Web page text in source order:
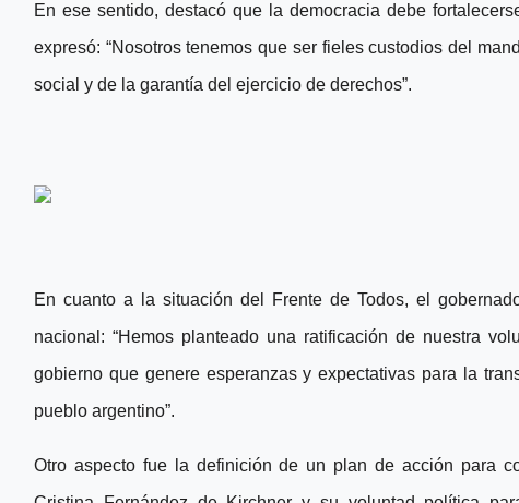
En ese sentido, destacó que la democracia debe
expresó: “Nosotros tenemos que ser fieles custodios del
social y de la garantía del ejercicio de derechos”.
En cuanto a la situación del Frente de Todos, el
nacional: “Hemos planteado una ratificación de nuestra
gobierno que genere esperanzas y expectativas para la
pueblo argentino”.
Otro aspecto fue la definición de un plan de acción para